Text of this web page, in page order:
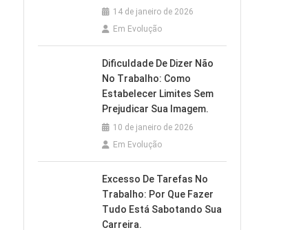
14 de janeiro de 2026
Em Evolução
Dificuldade De Dizer Não
No Trabalho: Como
Estabelecer Limites Sem
Prejudicar Sua Imagem.
10 de janeiro de 2026
Em Evolução
Excesso De Tarefas No
Trabalho: Por Que Fazer
Tudo Está Sabotando Sua
Carreira.